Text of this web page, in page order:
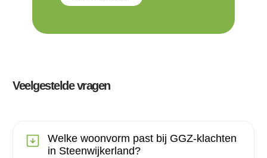
Veelgestelde vragen
Welke woonvorm past bij GGZ-klachten
in Steenwijkerland?